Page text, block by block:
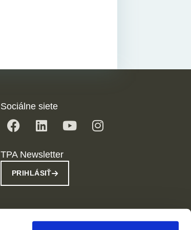
Sociálne siete
TPA Newsletter
PRIHLÁSIŤ